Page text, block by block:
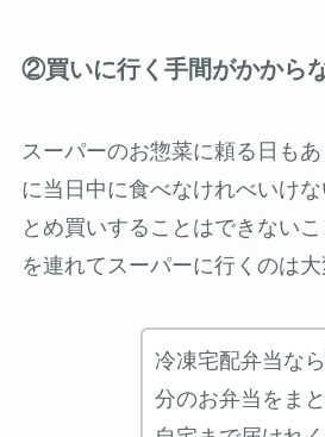
②買いに行く手間がかから
スーパーのお惣菜に頼る日も
に当日中に食べなけれべいけ
とめ買いすることはできない
を連れてスーパーに行くのは大
冷凍宅配弁当な
分のお弁当をま